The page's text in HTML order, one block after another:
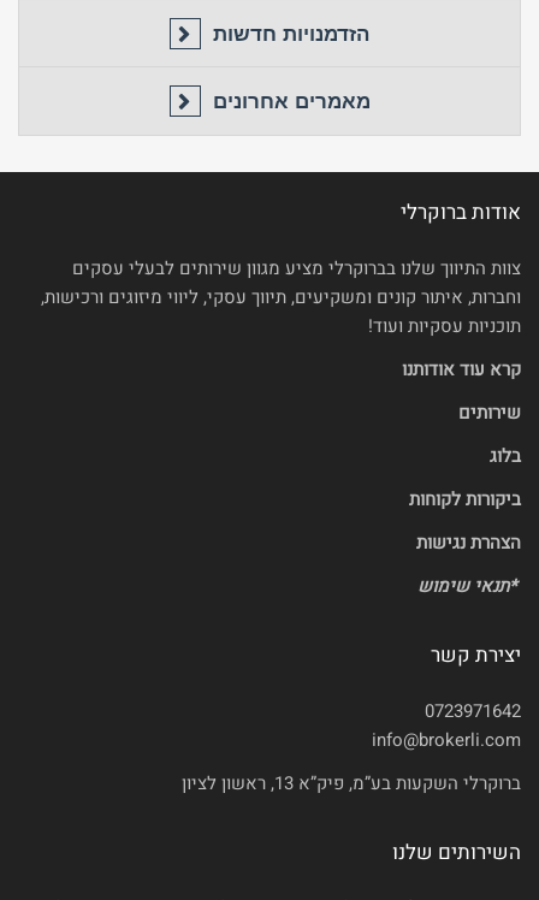
הזדמנויות חדשות
מאמרים אחרונים
אודות ברוקרלי
צוות התיווך שלנו בברוקרלי מציע מגוון שירותים לבעלי עסקים
וחברות, איתור קונים ומשקיעים, תיווך עסקי, ליווי מיזוגים ורכישות,
תוכניות עסקיות ועוד!
קרא עוד אודותנו
שירותים
בלוג
ביקורות לקוחות
הצהרת נגישות
*תנאי שימוש
יצירת קשר
0723971642
info@brokerli.com
ברוקרלי השקעות בע”מ, פיק”א 13, ראשון לציון
השירותים שלנו